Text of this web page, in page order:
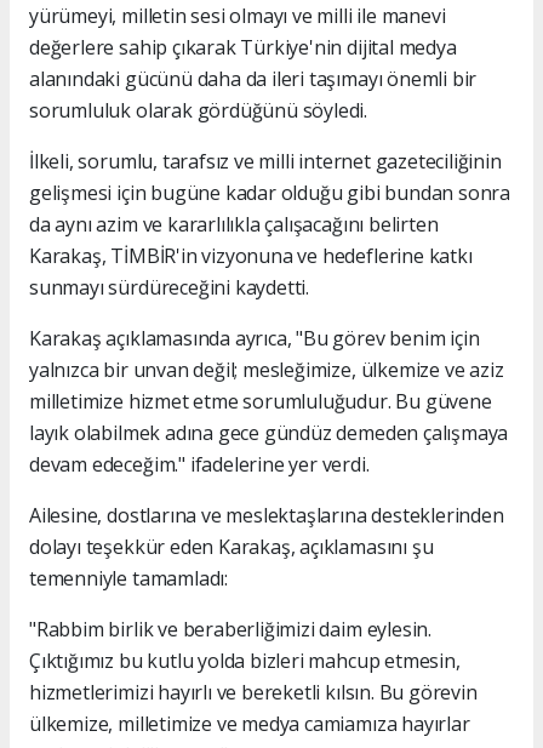
yürümeyi, milletin sesi olmayı ve milli ile manevi
değerlere sahip çıkarak Türkiye'nin dijital medya
alanındaki gücünü daha da ileri taşımayı önemli bir
sorumluluk olarak gördüğünü söyledi.
İlkeli, sorumlu, tarafsız ve milli internet gazeteciliğinin
gelişmesi için bugüne kadar olduğu gibi bundan sonra
da aynı azim ve kararlılıkla çalışacağını belirten
Karakaş, TİMBİR'in vizyonuna ve hedeflerine katkı
sunmayı sürdüreceğini kaydetti.
Karakaş açıklamasında ayrıca, "Bu görev benim için
yalnızca bir unvan değil; mesleğimize, ülkemize ve aziz
milletimize hizmet etme sorumluluğudur. Bu güvene
layık olabilmek adına gece gündüz demeden çalışmaya
devam edeceğim." ifadelerine yer verdi.
Ailesine, dostlarına ve meslektaşlarına desteklerinden
dolayı teşekkür eden Karakaş, açıklamasını şu
temenniyle tamamladı:
"Rabbim birlik ve beraberliğimizi daim eylesin.
Çıktığımız bu kutlu yolda bizleri mahcup etmesin,
hizmetlerimizi hayırlı ve bereketli kılsın. Bu görevin
ülkemize, milletimize ve medya camiamıza hayırlar